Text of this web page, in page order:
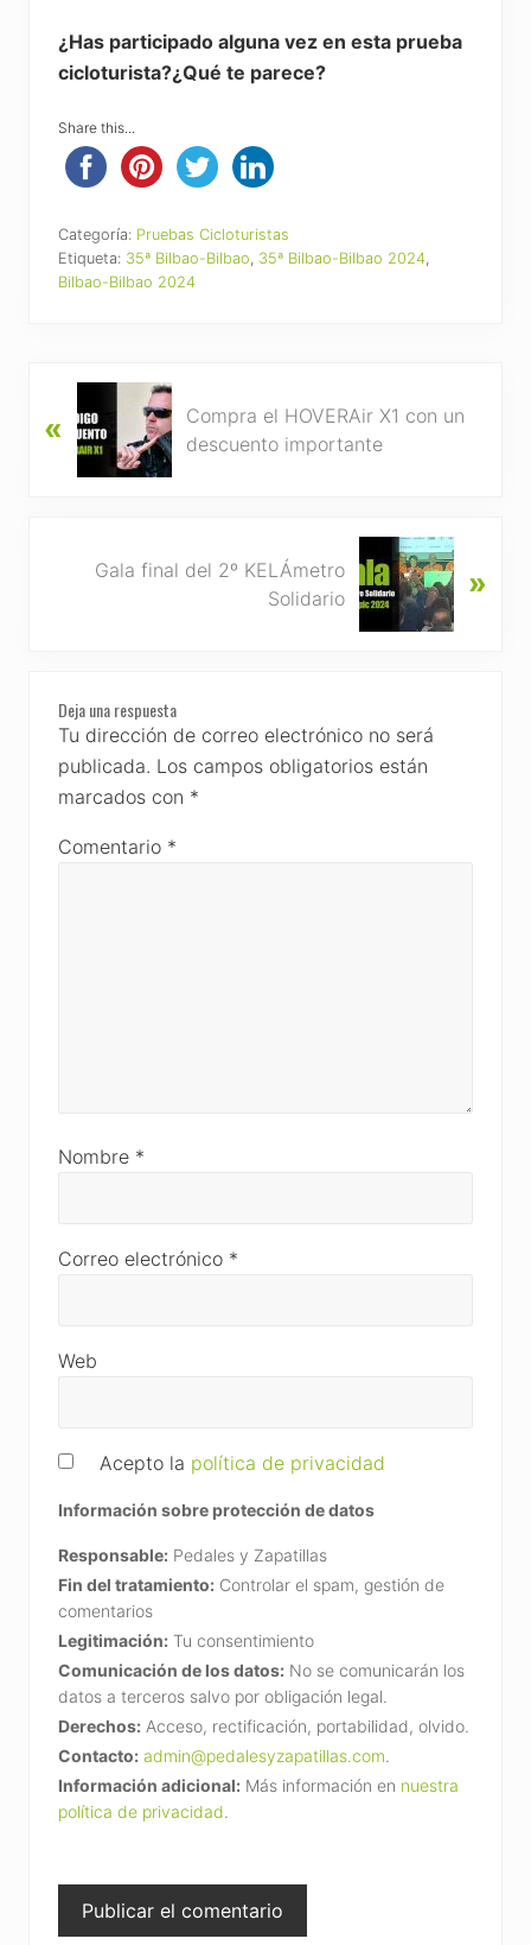
¿Has participado alguna vez en esta prueba
cicloturista?¿Qué te parece?
Share this...
Categoría: Pruebas Cicloturistas
Etiqueta: 35ª Bilbao-Bilbao, 35ª Bilbao-Bilbao 2024,
Bilbao-Bilbao 2024
r
«
Compra el HOVERAir X1 con un
descuento importante
Gala final del 2º KELÁmetro
Solidario
»
Reader
Interactions
Deja una respuesta
Tu dirección de correo electrónico no será
publicada. Los campos obligatorios están
marcados con *
Comentario *
Nombre *
Correo electrónico *
Web
Acepto la política de privacidad
Información sobre protección de datos
Responsable: Pedales y Zapatillas
Fin del tratamiento: Controlar el spam, gestión de
comentarios
Legitimación: Tu consentimiento
Comunicación de los datos: No se comunicarán los
datos a terceros salvo por obligación legal.
Derechos: Acceso, rectificación, portabilidad, olvido.
Contacto: admin@pedalesyzapatillas.com.
Información adicional: Más información en nuestra
política de privacidad.